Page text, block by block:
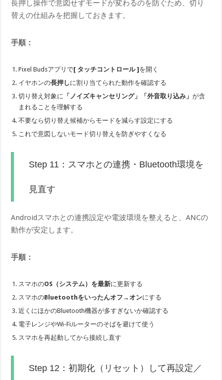
長押し操作で意図せずモードが変わるのを防ぐため、切り
替えの仕組みを把握しておきます。
手順：
Pixel Budsアプリで[ タッチコントロール ]を開く
イヤホンの長押しに割り当てられた動作を確認する
切り替え対象に 「ノイズキャンセリング」「外音取り込み」が含
まれることを理解する
不要なら切り替え候補からモードを減らす設定にする
これで意図しないモード切り替えを防ぎやすくなる
Step 11：スマホとの連携・Bluetooth環境を
見直す
Androidスマホとの連携設定や電波環境を整えると、ANCの
動作が安定します。
手順：
スマホのOS（システム）を最新に更新する
スマホのBluetoothをいったんオフ→オンにする
近くにほかのBluetooth機器が多すぎないか確認する
電子レンジやWi-Fiルーターのそばを避けて使う
スマホを再起動してから接続し直す
Step 12：初期化（リセット）して再設定／